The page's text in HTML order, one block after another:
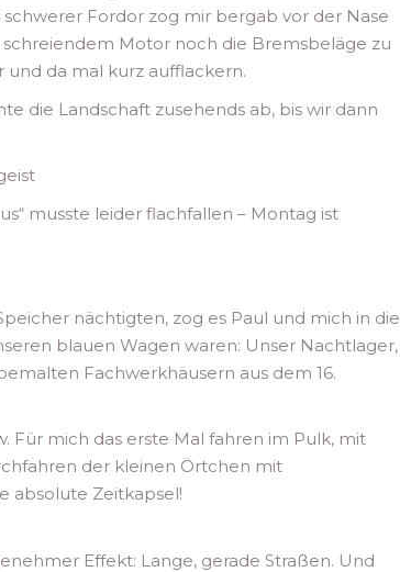
Fordor zog mir bergab vor der Nase
Motor noch die Bremsbeläge zu
da mal kurz aufflackern.
die Landschaft zusehends ab, bis wir dann
musste leider flachfallen – Montag ist
nächtigten, zog es Paul und mich in die
blauen Wagen waren: Unser Nachtlager,
Fachwerkhäusern aus dem 16.
Für mich das erste Mal fahren im Pulk, mit
der kleinen Örtchen mit
absolute Zeitkapsel!
Effekt: Lange, gerade Straßen. Und